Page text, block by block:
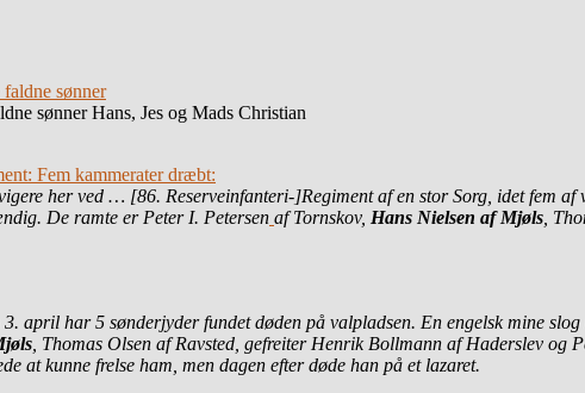
sønner Hans, Jes og Mads Christian
Fem kammerater dræbt:
her ved … [86. Reserveinfanteri-]Regiment af en stor Sorg, idet fem af
De ramte er Peter I. Petersen af Tornskov, Hans Nielsen af Mjøls ,
april har 5 sønderjyder fundet døden på valpladsen. En engelsk mine
, Thomas Olsen af Ravsted, gefreiter Henrik Bollmann af Haderslev og
at kunne frelse ham, men dagen efter døde han på et lazaret.